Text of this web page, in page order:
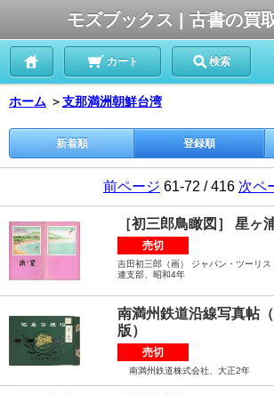
モズブックス | 古書の買
カート 検索
ホーム ＞支那満洲朝鮮台湾
新着順 登録順
前ページ 61-72 / 416 次ペ
［初三郎鳥瞰図］ 星ヶ
売切
吉田初三郎（画） ジャパン・ツーリ
連支部、昭和4年
南満州鉄道沿線写真帖
版）
売切
南満州鉄道株式会社、大正2年